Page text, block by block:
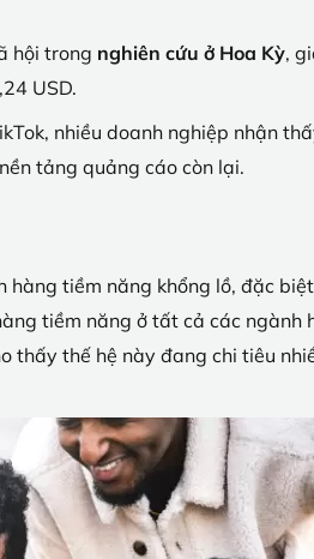
hội trong nghiên cứu ở Hoa Kỳ,
USD.
nhiều doanh nghiệp nhận
tảng quảng cáo còn lại.
hàng tiềm năng khổng lồ, đặc
tiềm năng ở tất cả các ngành
thấy thế hệ này đang chi tiêu